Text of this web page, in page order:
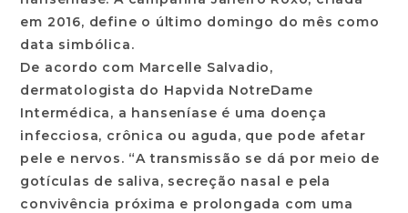
em 2016, define o último domingo do mês como
data simbólica.
De acordo com Marcelle Salvadio,
dermatologista do Hapvida NotreDame
Intermédica, a hanseníase é uma doença
infecciosa, crônica ou aguda, que pode afetar
pele e nervos. “A transmissão se dá por meio de
gotículas de saliva, secreção nasal e pela
convivência próxima e prolongada com uma